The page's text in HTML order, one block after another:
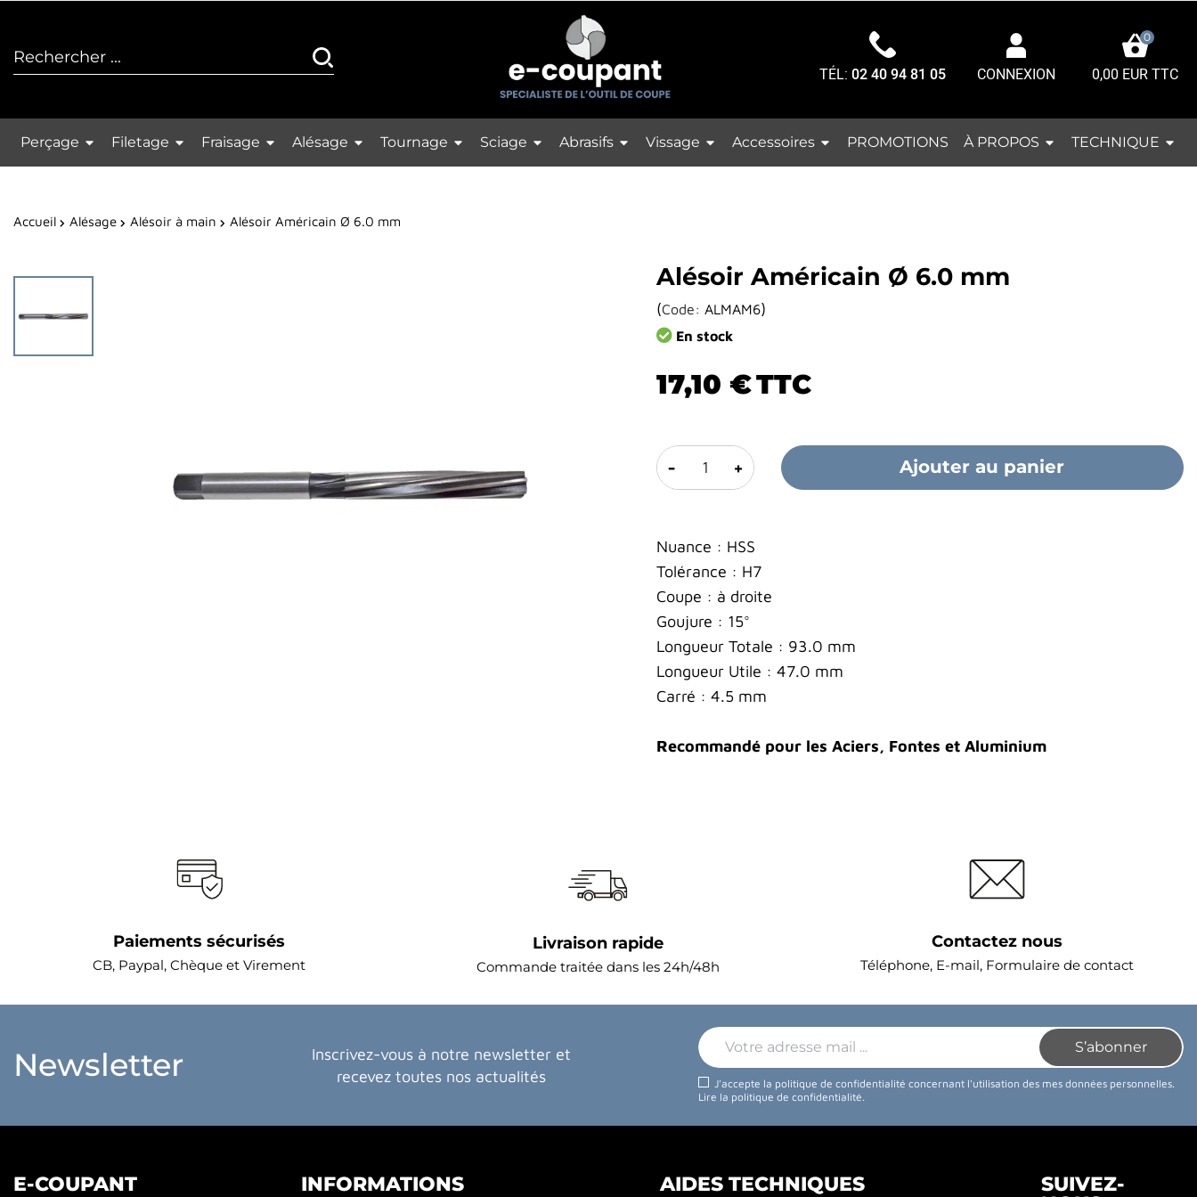
TÉL:02 40 94 81 05 CONNEXION
0
0,00 EUR TTC
Perçage Filetage Fraisage Alésage Tournage Sciage Abrasifs Vissage Accessoires PROMOTIONS À PROPOS TECHNIQUE
Accueil Alésage Alésoir à main Alésoir Américain Ø 6.0 mm
Alésoir Américain Ø 6.0 mm
(Code: ALMAM6)
En stock
17,10 €TTC
- + Ajouter au panier
Nuance : HSS
Tolérance : H7
Coupe : à droite
Goujure : 15°
Longueur Totale : 93.0 mm
Longueur Utile : 47.0 mm
Carré : 4.5 mm
Recommandé pour les Aciers, Fontes et Aluminium
Paiements sécurisés
CB, Paypal, Chèque et Virement
Livraison rapide
Commande traitée dans les 24h/48h
Contactez nous
Téléphone, E-mail, Formulaire de contact
Newsletter
Inscrivez-vous à notre newsletter et
recevez toutes nos actualités
J'accepte la politique de confidentialité concernant l'utilisation des mes données personnelles.
Lire la politique de confidentialité.
E-COUPANT INFORMATIONS AIDES TECHNIQUES
SUIVEZ-